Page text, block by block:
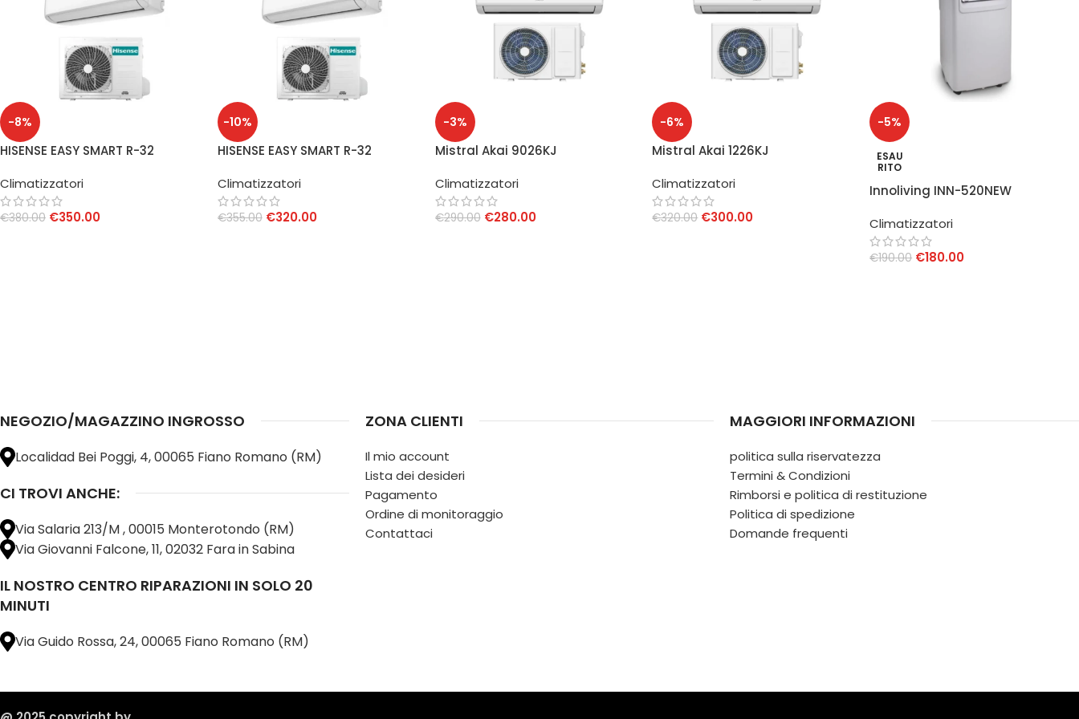
-8%
HISENSE EASY SMART R-32
CONDIZIONATORE INVERTER 12000
BTU WIFI INTEGRATO A++/A+
Climatizzatori
€380.00 €350.00
-10%
HISENSE EASY SMART R-32
CONDIZIONATORE INVERTER 9000
BTU WIFI INTEGRATO A++/A+
Climatizzatori
€355.00 €320.00
-3%
Mistral Akai 9026KJ
WiFi
Climatizzatori
€290.00 €280.00
-6%
Mistral Akai 1226KJ
Inverter WiFi
Climatizzatori
€320.00 €300.00
-5%
ESAU
RITO
Innoliving INN-520NEW
7000BTU
Climatizzatori
€190.00 €180.00
NEGOZIO/MAGAZZINO INGROSSO
Localidad Bei Poggi, 4, 00065 Fiano Romano (RM)
CI TROVI ANCHE:
Via Salaria 213/M , 00015 Monterotondo (RM)
Via Giovanni Falcone, 11, 02032 Fara in Sabina
IL NOSTRO CENTRO RIPARAZIONI IN SOLO 20
MINUTI
Via Guido Rossa, 24, 00065 Fiano Romano (RM)
ZONA CLIENTI
Il mio account
Lista dei desideri
Pagamento
Ordine di monitoraggio
Contattaci
MAGGIORI INFORMAZIONI
politica sulla riservatezza
Termini & Condizioni
Rimborsi e politica di restituzione
Politica di spedizione
Domande frequenti